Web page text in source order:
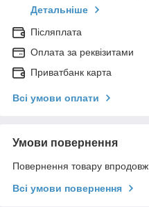
Детальніше
Післяплата
Оплата за реквізитами
Приватбанк карта
Всі умови оплати
Умови повернення
Повернення товару
Всі умови повернення